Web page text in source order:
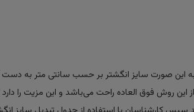
به این صورت سایز انگشتر بر حسب سانتی متر به
این روش فوق العاده راحت می‌باشد و این مزیت را